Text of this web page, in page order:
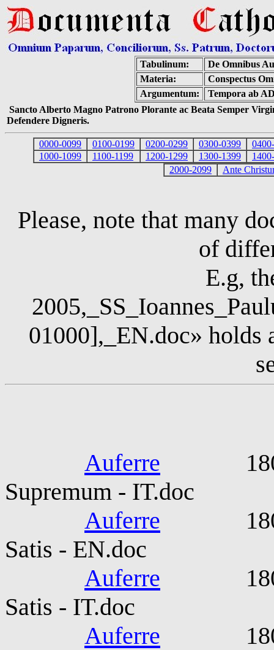
Tabulinum:
De Omnibus
Materia:
Conspectus
Argumentum:
Tempora ab
Sancto Alberto Magno Patrono Plorante ac Beata Semper
Defendere Digneris.
0000-0099 0100-0199 0200-0299 0300-0399
1000-1099
1100-1199 1200-1299 1300-1399
2000-2099
Ante
Please, note that many
of
E.g,
01000],_EN.doc» holds
Auferre 1800-
Supremum - IT.doc
Auferre 1800-
Satis - EN.doc
Auferre 1800-
Satis - IT.doc
Auferre 1800-